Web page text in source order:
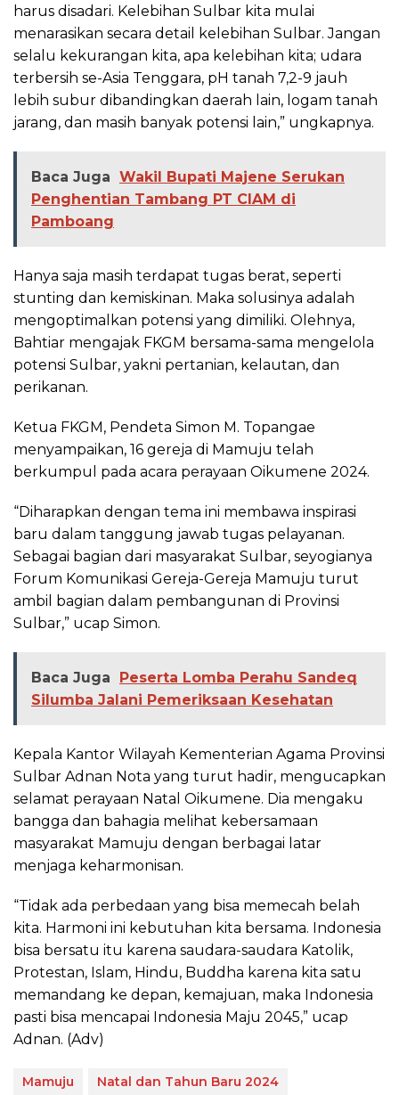
harus disadari. Kelebihan Sulbar kita mulai
menarasikan secara detail kelebihan Sulbar. Jangan
selalu kekurangan kita, apa kelebihan kita; udara
terbersih se-Asia Tenggara, pH tanah 7,2-9 jauh
lebih subur dibandingkan daerah lain, logam tanah
jarang, dan masih banyak potensi lain,” ungkapnya.
Baca Juga Wakil Bupati Majene Serukan
Penghentian Tambang PT CIAM di
Pamboang
Hanya saja masih terdapat tugas berat, seperti
stunting dan kemiskinan. Maka solusinya adalah
mengoptimalkan potensi yang dimiliki. Olehnya,
Bahtiar mengajak FKGM bersama-sama mengelola
potensi Sulbar, yakni pertanian, kelautan, dan
perikanan.
Ketua FKGM, Pendeta Simon M. Topangae
menyampaikan, 16 gereja di Mamuju telah
berkumpul pada acara perayaan Oikumene 2024.
“Diharapkan dengan tema ini membawa inspirasi
baru dalam tanggung jawab tugas pelayanan.
Sebagai bagian dari masyarakat Sulbar, seyogianya
Forum Komunikasi Gereja-Gereja Mamuju turut
ambil bagian dalam pembangunan di Provinsi
Sulbar,” ucap Simon.
Baca Juga
Peserta Lomba Perahu Sandeq
Silumba Jalani Pemeriksaan Kesehatan
Kepala Kantor Wilayah Kementerian Agama Provinsi
Sulbar Adnan Nota yang turut hadir, mengucapkan
selamat perayaan Natal Oikumene. Dia mengaku
bangga dan bahagia melihat kebersamaan
masyarakat Mamuju dengan berbagai latar
menjaga keharmonisan.
“Tidak ada perbedaan yang bisa memecah belah
kita. Harmoni ini kebutuhan kita bersama. Indonesia
bisa bersatu itu karena saudara-saudara Katolik,
Protestan, Islam, Hindu, Buddha karena kita satu
memandang ke depan, kemajuan, maka Indonesia
pasti bisa mencapai Indonesia Maju 2045,” ucap
Adnan. (Adv)
Mamuju Natal dan Tahun Baru 2024